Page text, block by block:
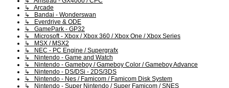
↳ Arcade
↳ Bandai - Wonderswan
↳ Everdrive & ODE
↳ GamePark - GP32
↳ Microsoft - Xbox / Xbox 360 / Xbox One / Xbox Series
↳ MSX / MSX2
↳ NEC - PC Engine / Supergrafx
↳ Nintendo - Game and Watch
↳ Nintendo - Gameboy / Gameboy Color / Gameboy Advance
↳ Nintendo - DS/DSi - 2DS/3DS
↳ Nintendo - Nes / Famicom / Famicom Disk System
↳ Nintendo - Super Nintendo / Super Famicom / SNES